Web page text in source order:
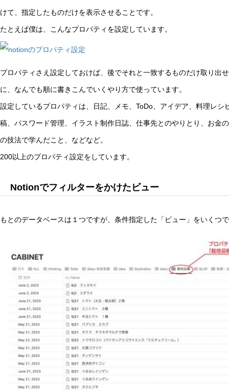
けて、指定したものだけを表示させることです。
たとえば僕は、こんなプロパティを設定しています。
プロパティさえ設定しておけば、後でそれと一致するものだけ取り出
に、なんでも順に書きこんでいくやり方で使っています。
設定しているプロパティは、日記、メモ、ToDo、アイデア、料理レ
稿、パスワード管理、イラスト制作日誌、仕事先とのやりとり、お金
の技法で学んだこと、などなど。
200以上のプロパティ設定をしています。
Notionでフィルターをかけたビュー
もとのデータベースは１つですが、条件指定した「ビュー」をいくつ